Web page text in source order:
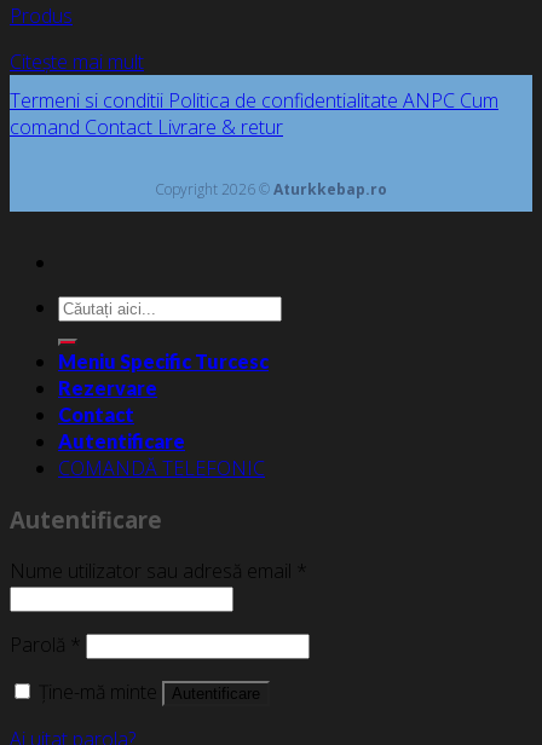
Produs
Citește mai mult
Termeni si conditii Politica de confidentialitate ANPC Cum
comand Contact Livrare & retur
Copyright 2026 ©Aturkkebap.ro
Caută
după:
Meniu Specific Turcesc
Rezervare
Contact
Autentificare
COMANDĂ TELEFONIC
Autentificare
Nume utilizator sau adresă email *
Parolă *
Ține-mă minte
Autentificare
Ai uitat parola?